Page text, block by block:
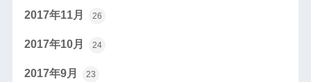
2017年11月 26
2017年10月 24
2017年9月 23